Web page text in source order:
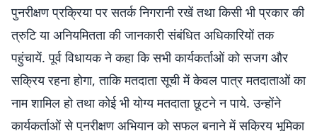
पुनरीक्षण प्रक्रिया पर सतर्क निगरानी रखें तथा किसी भी प्रकार की
त्रुटि या अनियमितता की जानकारी संबंधित अधिकारियों तक
पहुंचायें. पूर्व विधायक ने कहा कि सभी कार्यकर्ताओं को सजग और
सक्रिय रहना होगा, ताकि मतदाता सूची में केवल पात्र मतदाताओं का
नाम शामिल हो तथा कोई भी योग्य मतदाता छूटने न पाये. उन्होंने
कार्यकर्ताओं से पुनरीक्षण अभियान को सफल बनाने में सक्रिय भूमिका